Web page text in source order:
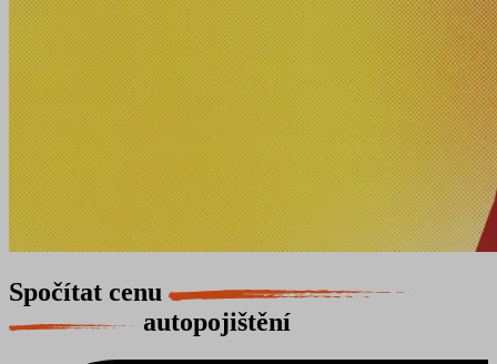
Spočítat cenu
autopojištění